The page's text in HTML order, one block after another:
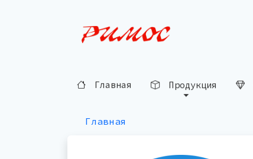
Главная Продукция
Главная